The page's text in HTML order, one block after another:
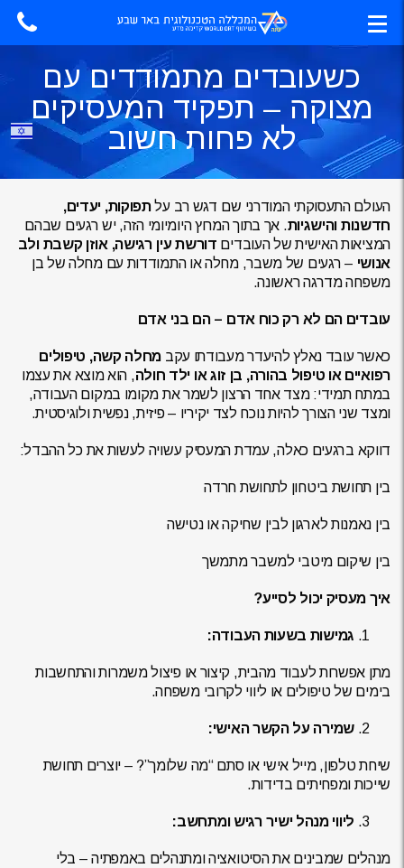
כשעובדים מתמודדים עם
מצוקה – תפקיד המעסיקים
לא פחות חשוב
העולם התעסוקתי המודרני שם דגש רב עלתפוקות, יעדים,
חדשנות והישגיות. אך בתוך המרוץ היומיומי הזה, יש רגעים שבהם
המציאות האישית של העובדים דורשת עין רגישה, אוזן קשבת ולב
אנושי – רגעים של משבר, מחלה או התמודדות עם מחלה של בן
משפחה מדרגה ראשונה.
עובדים הם לא רק כוח אדם – הם בני אדם
כאשר עובד נאלץ להיעדר מעבודתו עקב מחלה קשה, טיפולים
רפואיים או טיפול בהורה, בן זוג או ילד חולה, הוא מוצא את עצמו
במתח תמידי: מצד אחד הרצון לשמר את מקומו במקום העבודה,
ומצד שני הצורך להיות נוכח לצד יקיריו – פיזית, נפשית ולוגיסטית.
דווקא ברגעים כאלה, עמדת המעסיק עשויה לעשות את כל ההבדל:
בין תחושת ביטחון לתחושת חרדה
בין נאמנות לארגון לבין שחיקה או נטישה
בין שיקום מיטבי למשבר מתמשך
איך מעסיק יכול לסייע?
גמישות בשעות העבודה:
מתן אפשרות לעבוד מהבית, קיצור או פיצול משמרות והתחשבות
בימים של טיפולים או ליווי לקרובי משפחה.
שמירה על הקשר האישי:
שיחת טלפון, מייל אישי או סתם “מה שלומך”? – יוצרים תחושת
שייכות ומפחיתים בדידות.
ליווי מנהל ישיר רגיש ומתחשב:
מנהלים שמבינים את הסיטואציה ומתנהלים באמפתיה – בלי